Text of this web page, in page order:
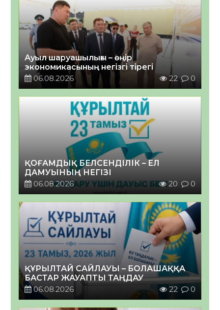
Ауыл шаруашылығы – өңір
экономикасының негізгі тірегі
06.08.2026
22 0
ҚОҒАМДЫҚ БЕЛСЕНДІЛІК – ЕЛ
ДАМУЫНЫҢ НЕГІЗІ
06.08.2026
20 0
ҚҰРЫЛТАЙ САЙЛАУЫ – БОЛАШАҚҚА
БАСТАР ЖАУАПТЫ ТАҢДАУ
06.08.2026
22 0